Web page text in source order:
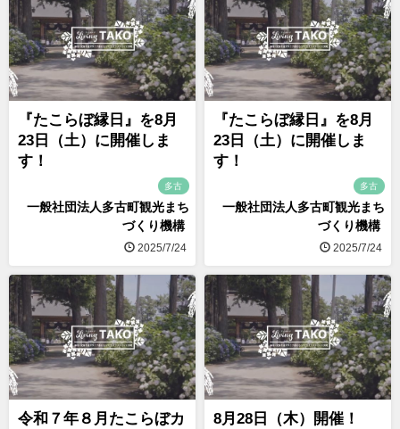
『たこらぼ縁日』を8月
23日（土）に開催しま
す！
多古
一般社団法人多古町観光まち
づくり機構
2025/7/24
『たこらぼ縁日』を8月
23日（土）に開催しま
す！
多古
一般社団法人多古町観光まち
づくり機構
2025/7/24
令和７年８月たこらぼカ
8月28日（木）開催！